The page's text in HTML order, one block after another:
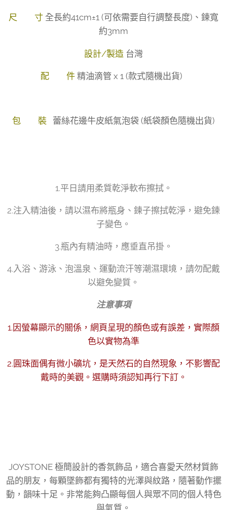
尺 寸 全長約41cm±1 (可依需要自行調整長度)、鍊寬
約3mm
設計/製造 台灣
配 件 精油滴管 x 1 (款式隨機出貨)
包 裝 蕾絲花邊牛皮紙氣泡袋 (紙袋顏色隨機出貨)
1.平日請用柔質乾淨軟布擦拭。
2.注入精油後，請以濕布將瓶身、鍊子擦拭乾淨，避免鍊
子變色。
3.瓶內有精油時，應垂直吊掛。
4.入浴、游泳、泡溫泉、運動流汗等潮濕環境，請勿配戴
以避免變質。
注意事項
1.因螢幕顯示的關係，網頁呈現的顏色或有誤差，實際顏
色以實物為準
2.圓珠面偶有微小礦坑，是天然石的自然現象，不影響配
戴時的美觀。選購時須認知再行下訂。
JOYSTONE 極簡設計的香氛飾品，適合喜愛天然材質飾
品的朋友，每顆墜飾都有獨特的光澤與紋路，隨著動作擺
動，韻味十足。非常能夠凸顯每個人與眾不同的個人特色
與氣質。